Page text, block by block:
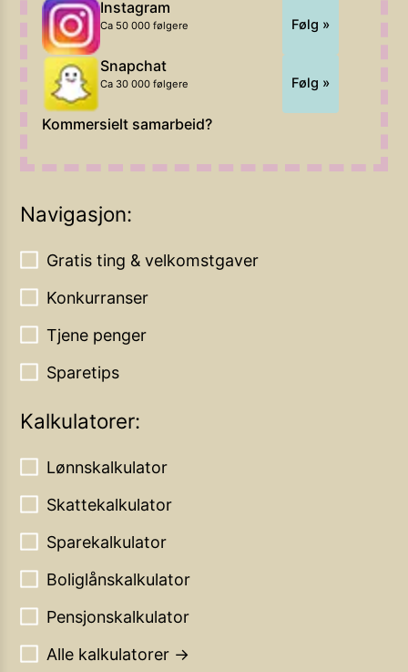
Instagram
Ca 50 000 følgere Følg »
Snapchat
Ca 30 000 følgere Følg »
Kommersielt samarbeid?
Navigasjon:
Gratis ting & velkomstgaver
Konkurranser
Tjene penger
Sparetips
Kalkulatorer:
Lønnskalkulator
Skattekalkulator
Sparekalkulator
Boliglånskalkulator
Pensjonskalkulator
Alle kalkulatorer →